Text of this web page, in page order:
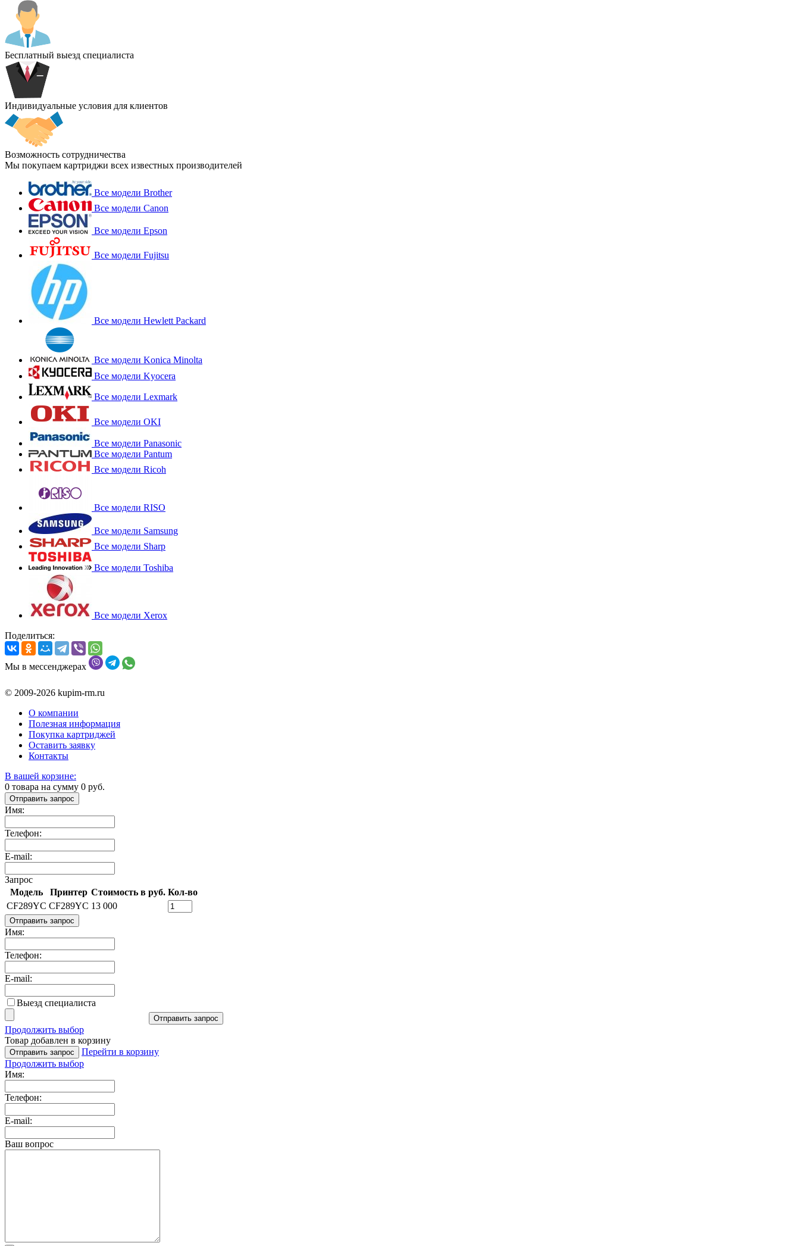
Бесплатный выезд специалиста
Индивидуальные условия для клиентов
Возможность сотрудничества
Мы покупаем картриджи всех известных производителей
Все модели Brother
Все модели Canon
Все модели Epson
Все модели Fujitsu
Все модели Hewlett Packard
Все модели Konica Minolta
Все модели Kyocera
Все модели Lexmark
Все модели OKI
Все модели Panasonic
Все модели Pantum
Все модели Ricoh
Все модели RISO
Все модели Samsung
Все модели Sharp
Все модели Toshiba
Все модели Xerox
Поделиться:
Мы в мессенджерах
© 2009-2026 kupim-rm.ru
О компании
Полезная информация
Покупка картриджей
Оставить заявку
Контакты
В вашей корзине:
0 товара на сумму 0 руб.
Отправить запрос
Имя:
Телефон:
E-mail:
Запрос
Модель
Принтер Стоимость в руб. Кол-во
CF289YC CF289YC 13 000
Отправить запрос
Имя:
Телефон:
E-mail:
Выезд специалиста
Отправить запрос
Продолжить выбор
Товар добавлен в корзину
Отправить запрос
Перейти в корзину
Продолжить выбор
Имя:
Телефон:
E-mail:
Ваш вопрос